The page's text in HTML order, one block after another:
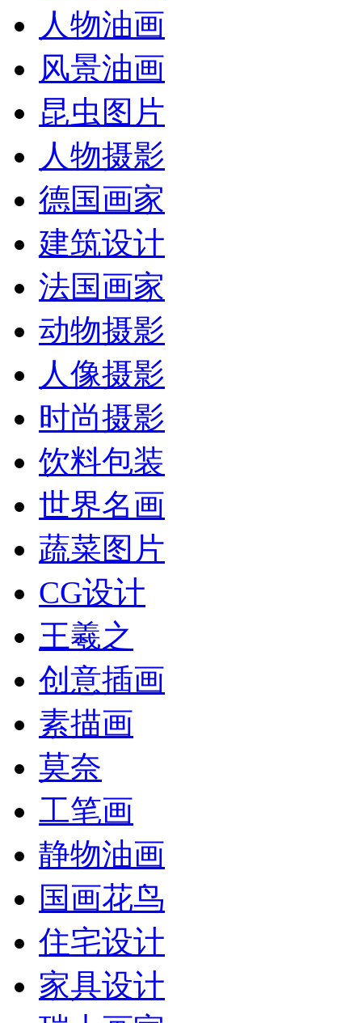
人物油画
风景油画
昆虫图片
人物摄影
德国画家
建筑设计
法国画家
动物摄影
人像摄影
时尚摄影
饮料包装
世界名画
蔬菜图片
CG设计
王羲之
创意插画
素描画
莫奈
工笔画
静物油画
国画花鸟
住宅设计
家具设计